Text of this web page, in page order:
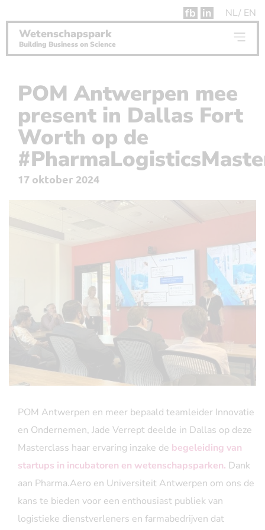
fb in NL EN
Wetenschapspark
Building Business on Science
POM Antwerpen mee
present in Dallas Fort
Worth op de
17 oktober 2024
POM Antwerpen en meer bepaald teamleider Innovatie
en Ondernemen, Jade Verrept deelde in Dallas op deze
Masterclass haar ervaring inzake de begeleiding van
startups in incubatoren en wetenschapsparken. Dank
aan Pharma.Aero en Universiteit Antwerpen om ons de
kans te bieden voor een enthousiast publiek van
logistieke dienstverleners en farmabedrijven dat